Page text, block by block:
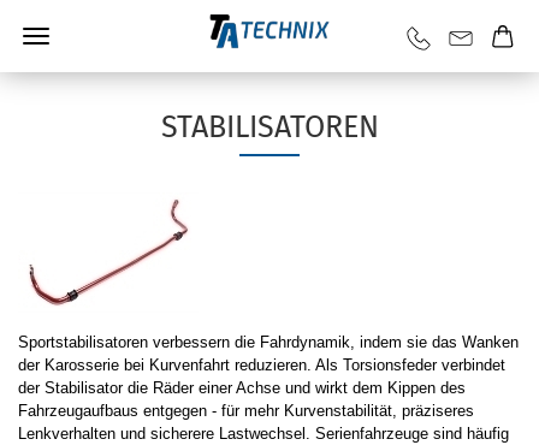
STABILISATOREN
Sportstabilisatoren verbessern die Fahrdynamik, indem sie das Wanken
der Karosserie bei Kurvenfahrt reduzieren. Als Torsionsfeder verbindet
der Stabilisator die Räder einer Achse und wirkt dem Kippen des
Fahrzeugaufbaus entgegen - für mehr Kurvenstabilität, präziseres
Lenkverhalten und sicherere Lastwechsel. Serienfahrzeuge sind häufig